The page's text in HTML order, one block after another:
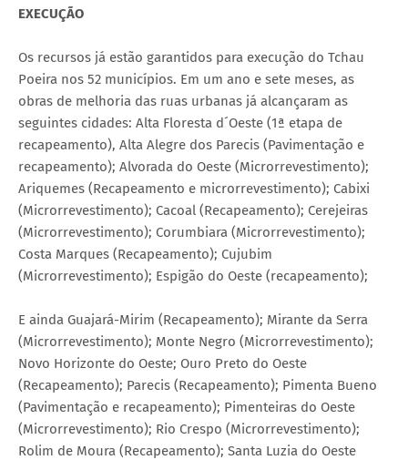
EXECUÇÃO
Os recursos já estão garantidos para execução do Tchau
Poeira nos 52 municípios. Em um ano e sete meses, as
obras de melhoria das ruas urbanas já alcançaram as
seguintes cidades: Alta Floresta d´Oeste (1ª etapa de
recapeamento), Alta Alegre dos Parecis (Pavimentação e
recapeamento); Alvorada do Oeste (Microrrevestimento);
Ariquemes (Recapeamento e microrrevestimento); Cabixi
(Microrrevestimento); Cacoal (Recapeamento); Cerejeiras
(Microrrevestimento); Corumbiara (Microrrevestimento);
Costa Marques (Recapeamento); Cujubim
(Microrrevestimento); Espigão do Oeste (recapeamento);
E ainda Guajará-Mirim (Recapeamento); Mirante da Serra
(Microrrevestimento); Monte Negro (Microrrevestimento);
Novo Horizonte do Oeste; Ouro Preto do Oeste
(Recapeamento); Parecis (Recapeamento); Pimenta Bueno
(Pavimentação e recapeamento); Pimenteiras do Oeste
(Microrrevestimento); Rio Crespo (Microrrevestimento);
Rolim de Moura (Recapeamento); Santa Luzia do Oeste